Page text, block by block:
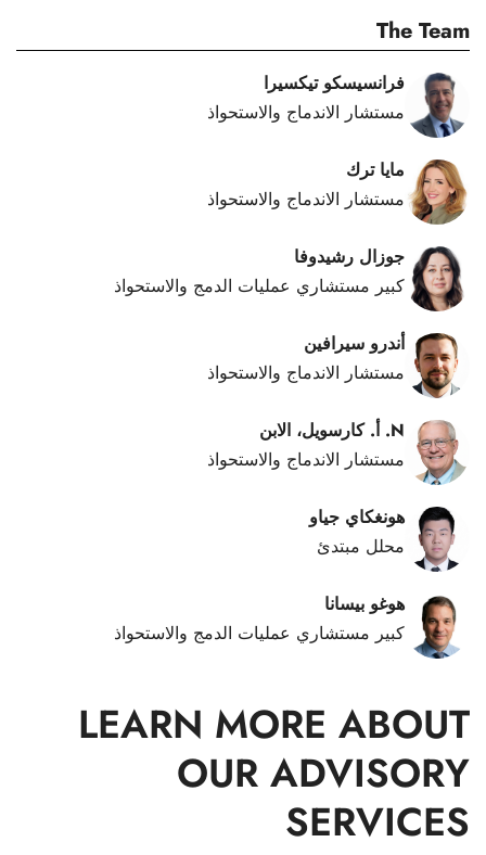
The Team
فرانسيسكو تيكسيرا
مستشار الاندماج والاستحواذ
مايا ترك
مستشار الاندماج والاستحواذ
جوزال رشيدوفا
كبير مستشاري عمليات الدمج والاستحواذ
أندرو سيرافين
مستشار الاندماج والاستحواذ
N. أ. كارسويل، الابن
مستشار الاندماج والاستحواذ
هونغكاي جياو
محلل مبتدئ
هوغو بيسانا
كبير مستشاري عمليات الدمج والاستحواذ
LEARN MORE ABOUT
OUR ADVISORY
SERVICES